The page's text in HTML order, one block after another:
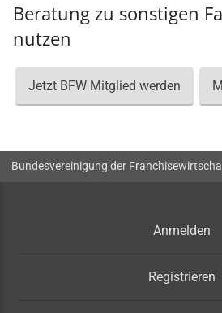
Beratung zu sonstigen
nutzen
Jetzt BFW Mitglied werden
Sie sind hier:
Bundesvereinigung der
Anmelden
Registrieren